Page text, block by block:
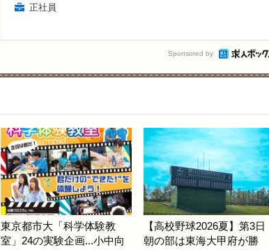
正社員
Sponsored by
東京都市大「科学体験教
室」24の実験企画...小中向
【高校野球2026夏】第3日
朝の部は東海大甲府が勝